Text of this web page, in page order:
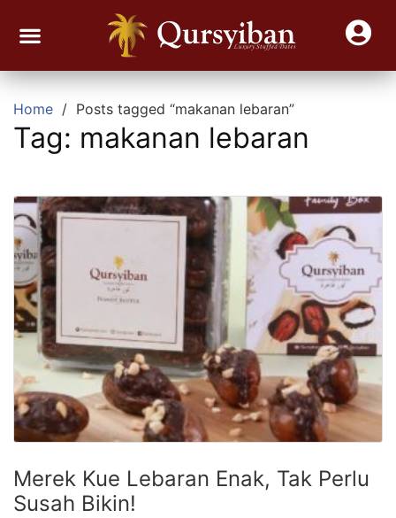
Home Posts tagged “makanan lebaran”
Tag: makanan lebaran
Merek Kue Lebaran Enak, Tak Perlu
Susah Bikin!